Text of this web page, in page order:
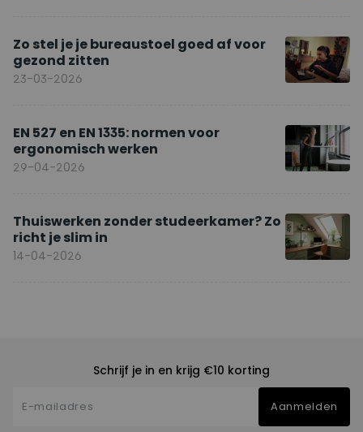
Zo stel je je bureaustoel goed af voor
gezond zitten
23-03-2026
EN 527 en EN 1335: normen voor
ergonomisch werken
29-04-2026
Thuiswerken zonder studeerkamer? Zo
richt je slim in
14-04-2026
Schrijf je in en krijg €10 korting
Aanmelden